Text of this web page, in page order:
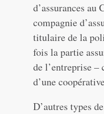
d’assurances au
compagnie
titulaire de la
fois la partie
de l’entreprise –
d’une
D’autres types